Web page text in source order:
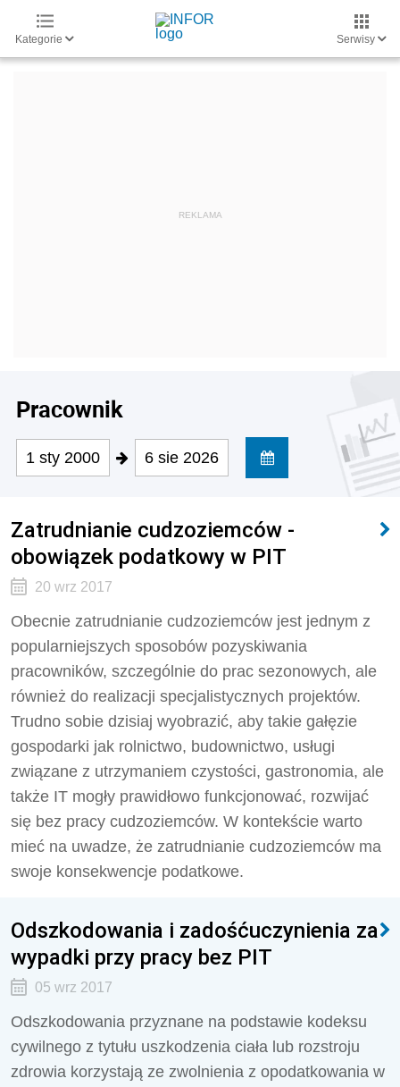
Kategorie Serwisy
Pracownik
1 sty 2000 6 sie 2026
Zatrudnianie cudzoziemców -
obowiązek podatkowy w PIT
20 wrz 2017
Obecnie zatrudnianie cudzoziemców jest jednym z
popularniejszych sposobów pozyskiwania
pracowników, szczególnie do prac sezonowych, ale
również do realizacji specjalistycznych projektów.
Trudno sobie dzisiaj wyobrazić, aby takie gałęzie
gospodarki jak rolnictwo, budownictwo, usługi
związane z utrzymaniem czystości, gastronomia, ale
także IT mogły prawidłowo funkcjonować, rozwijać
się bez pracy cudzoziemców. W kontekście warto
mieć na uwadze, że zatrudnianie cudzoziemców ma
swoje konsekwencje podatkowe.
Odszkodowania i zadośćuczynienia za
wypadki przy pracy bez PIT
05 wrz 2017
Odszkodowania przyznane na podstawie kodeksu
cywilnego z tytułu uszkodzenia ciała lub rozstroju
zdrowia korzystają ze zwolnienia z opodatkowania w